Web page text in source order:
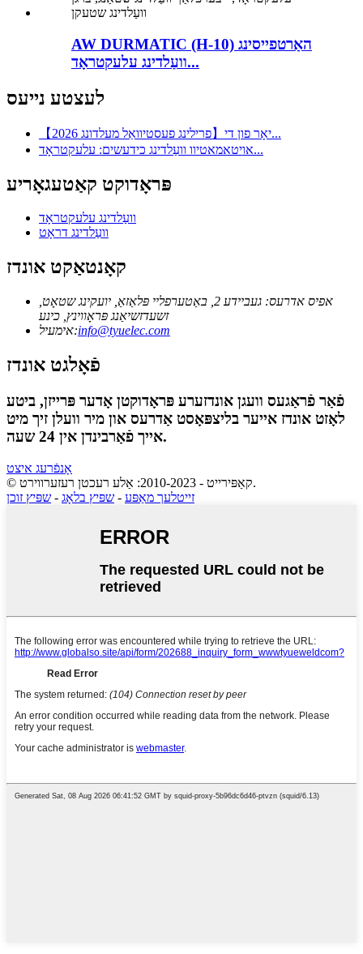
AW DURMATIC (H-10) האַרטפייסינג
וועַלדינג עלעקטראָד...
לעצטע נייעס
【2026 פרילינג פעסטיוואַל מעלדונג】יאָר פון די...
אויטאמאטיוו וועַלדינג כידעשים: עלעקטראָד...
פּראָדוקט קאַטעגאָריע
וועַלדינג עלעקטראָד
וועַלדינג דראָט
קאָנטאַקט אונדז
אפיס אדרעס: געביידע 2, באַטערפליי פּלאַזאַ, יועקינג שטאָט,
זשעדזשיאַנג פּראָווינץ, כינע
אימעיל:info@tyuelec.com
פֿאָלגט אונדז
פֿאַר פֿראַגעס וועגן אונדזערע פּראָדוקטן אָדער פּרייזן, ביטע
לאָזט אונדז אייער בליצפּאָסט אַדרעס און מיר וועלן זיך מיט
אייך פֿאַרבינדן אין 24 שעה.
אָנפֿרעג איצט
© קאַפּירייט - 2010-2023: אַלע רעכטן רעזערווירט.
זייטלעך מאַפּע - שפּיץ בלאָג - שפּיץ זוכן